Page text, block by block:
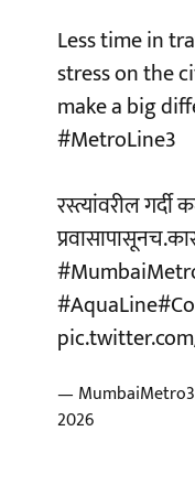
Less time in
stress on the
make a big
#MetroLine3
रस्त्यांवरील
#AquaLine
—
2026